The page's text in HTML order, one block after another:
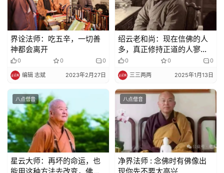
院
礼
视
频
纪
录
佛
教
艺
界诠法师：吃五辛，一切善
神都会离开
0 0 0
编辑 志斌 2023年2月27日
绍云老和尚：现在信佛的人
多，真正修持正道的人寥寥
无几！为什么呢？
0 0 0
三三两两 2025年1月13日
八点僧音
星云大师：再坏的命运，也
八点僧音
净界法师 : 念佛时有佛像出